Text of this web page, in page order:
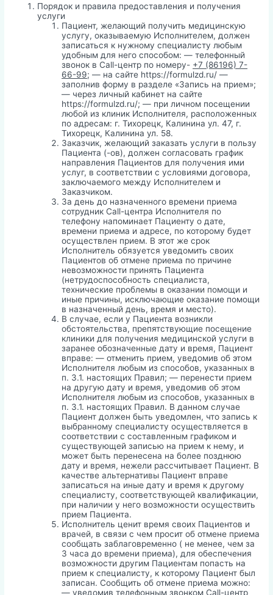
Порядок и правила предоставления и получения
услуги
Пациент, желающий получить медицинскую
услугу, оказываемую Исполнителем, должен
записаться к нужному специалисту любым
удобным для него способом: — телефонный
звонок в Call-центр по номеру- +7 (86196) 7-
66-99; — на сайте https://formulzd.ru/ —
заполнив форму в разделе «Запись на прием»;
— через личный кабинет на сайте
https://formulzd.ru/; — при личном посещении
любой из клиник Исполнителя, расположенных
по адресам: г. Тихорецк, Калинина ул. 47, г.
Тихорецк, Калинина ул. 58.
Заказчик, желающий заказать услуги в пользу
Пациента (-ов), должен согласовать график
направления Пациентов для получения ими
услуг, в соответствии с условиями договора,
заключаемого между Исполнителем и
Заказчиком.
За день до назначенного времени приема
сотрудник Call-центра Исполнителя по
телефону напоминает Пациенту о дате,
времени приема и адресе, по которому будет
осуществлен прием. В этот же срок
Исполнитель обязуется уведомить своих
Пациентов об отмене приема по причине
невозможности принять Пациента
(нетрудоспособность специалиста,
технические проблемы в оказании помощи и
иные причины, исключающие оказание помощи
в назначенный день, время и место).
В случае, если у Пациента возникли
обстоятельства, препятствующие посещение
клиники для получения медицинской услуги в
заранее обозначенные дату и время, Пациент
вправе: — отменить прием, уведомив об этом
Исполнителя любым из способов, указанных в
п. 3.1. настоящих Правил; — перенести прием
на другую дату и время, уведомив об этом
Исполнителя любым из способов, указанных в
п. 3.1. настоящих Правил. В данном случае
Пациент должен быть уведомлен, что запись к
выбранному специалисту осуществляется в
соответствии с составленным графиком и
существующей записью на прием к нему, и
может быть перенесена на более позднюю
дату и время, нежели рассчитывает Пациент. В
качестве альтернативы Пациент вправе
записаться на иные дату и время к другому
специалисту, соответствующей квалификации,
при наличии у него возможности осуществить
прием Пациента.
Исполнитель ценит время своих Пациентов и
врачей, в связи с чем просит об отмене приема
сообщать заблаговременно ( не менее, чем за
3 часа до времени приема), для обеспечения
возможности другим Пациентам попасть на
прием к специалисту, к которому Пациент был
записан. Сообщить об отмене приема можно:
— уведомив телефонным звонком Call-центр